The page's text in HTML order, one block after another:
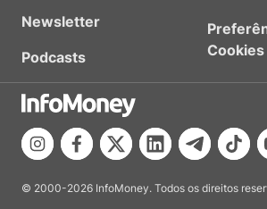
Newsletter
Podcasts
Cookies
© 2000-2026 InfoMoney. Todos os direitos